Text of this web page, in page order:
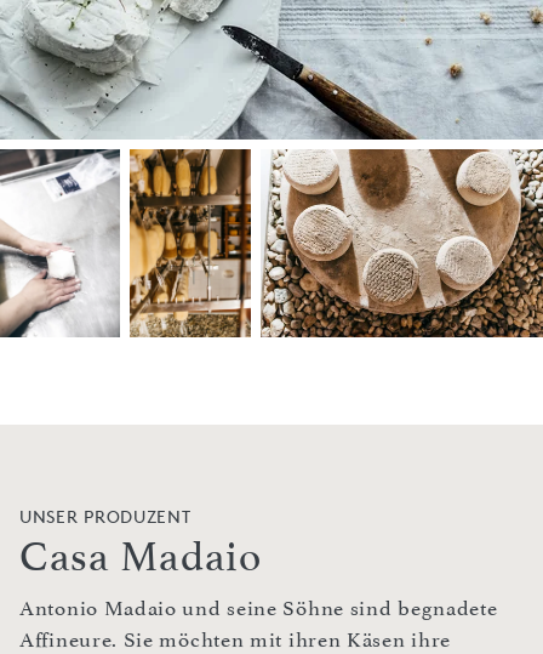
UNSER PRODUZENT
Casa Madaio
Antonio Madaio und seine Söhne sind begnadete
Affineure. Sie möchten mit ihren Käsen ihre